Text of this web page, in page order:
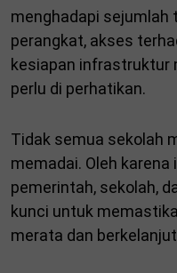
menghadapi sejumlah
perangkat, akses
kesiapan infrastruktur
perlu di perhatikan.
Tidak semua sekolah
memadai. Oleh
pemerintah, sekolah,
kunci untuk
merata dan